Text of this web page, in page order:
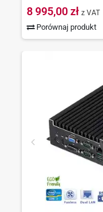
8 995,00 zł z VAT
Porównaj produkt